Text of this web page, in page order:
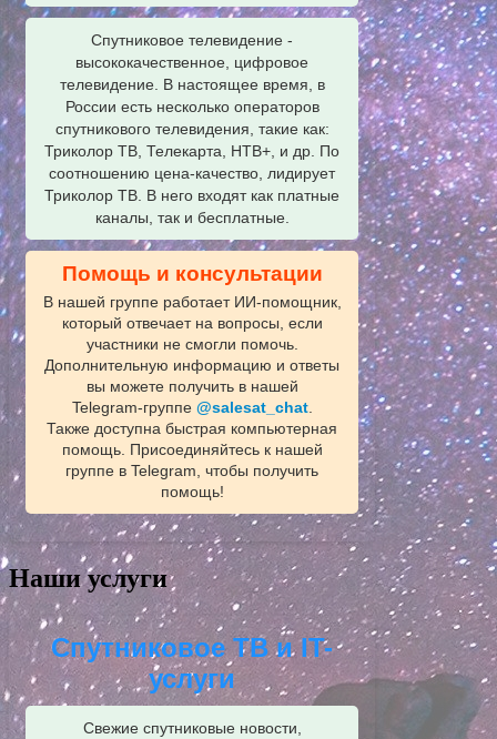
Спутниковое телевидение -
высококачественное, цифровое
телевидение. В настоящее время, в
России есть несколько операторов
спутникового телевидения, такие как:
Триколор ТВ, Телекарта, НТВ+, и др. По
соотношению цена-качество, лидирует
Триколор ТВ. В него входят как платные
каналы, так и бесплатные.
Помощь и консультации
В нашей группе работает ИИ‑помощник,
который отвечает на вопросы, если
участники не смогли помочь.
Дополнительную информацию и ответы
вы можете получить в нашей
Telegram‑группе @salesat_chat.
Также доступна быстрая компьютерная
помощь. Присоединяйтесь к нашей
группе в Telegram, чтобы получить
помощь!
Наши услуги
Спутниковое ТВ и IT-
услуги
Свежие спутниковые новости,